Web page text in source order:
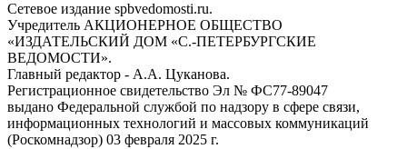
Сетевое издание spbvedomosti.ru.
Учредитель АКЦИОНЕРНОЕ ОБЩЕСТВО
«ИЗДАТЕЛЬСКИЙ ДОМ «С.-ПЕТЕРБУРГСКИЕ
ВЕДОМОСТИ».
Главный редактор - А.А. Цуканова.
Регистрационное свидетельство Эл № ФС77-89047
выдано Федеральной службой по надзору в сфере связи,
информационных технологий и массовых коммуникаций
(Роскомнадзор) 03 февраля 2025 г.